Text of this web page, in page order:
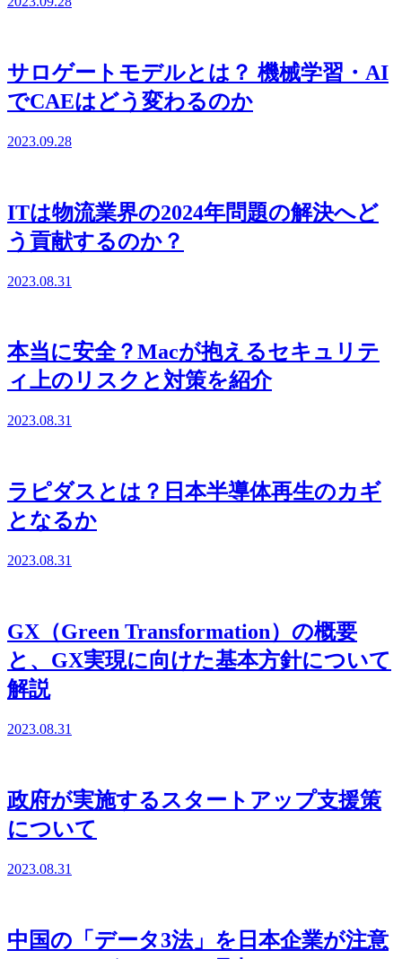
サロゲートモデルとは？ 機械学習・AI
でCAEはどう変わるのか
2023.09.28
ITは物流業界の2024年問題の解決へど
う貢献するのか？
2023.08.31
本当に安全？Macが抱えるセキュリテ
ィ上のリスクと対策を紹介
2023.08.31
ラピダスとは？日本半導体再生のカギ
となるか
2023.08.31
GX（Green Transformation）の概要
と、GX実現に向けた基本方針について
解説
2023.08.31
政府が実施するスタートアップ支援策
について
2023.08.31
中国の「データ3法」を日本企業が注意